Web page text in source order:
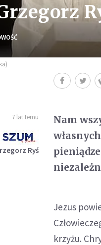
7 lat temu
Ryś
Nam
Jezus
krzyżu.